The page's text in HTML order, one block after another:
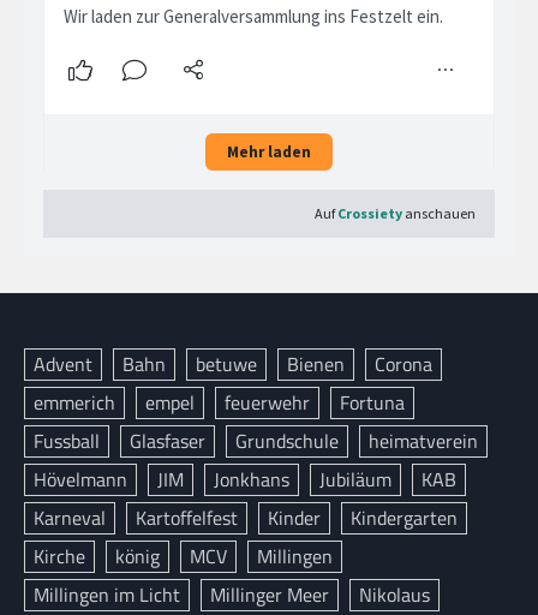
Advent Bahn betuwe Bienen
Corona
emmerich
empel feuerwehr
Fortuna
Fussball
Glasfaser Grundschule
heimatverein
Hövelmann
JIM Jonkhans Jubiläum
KAB
Karneval
Kartoffelfest Kinder
Kindergarten
Kirche
könig MCV
Millingen
Millingen im Licht
Millinger Meer
Nikolaus